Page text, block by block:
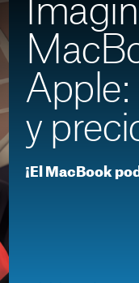
Apple:
y
¡El MacBook